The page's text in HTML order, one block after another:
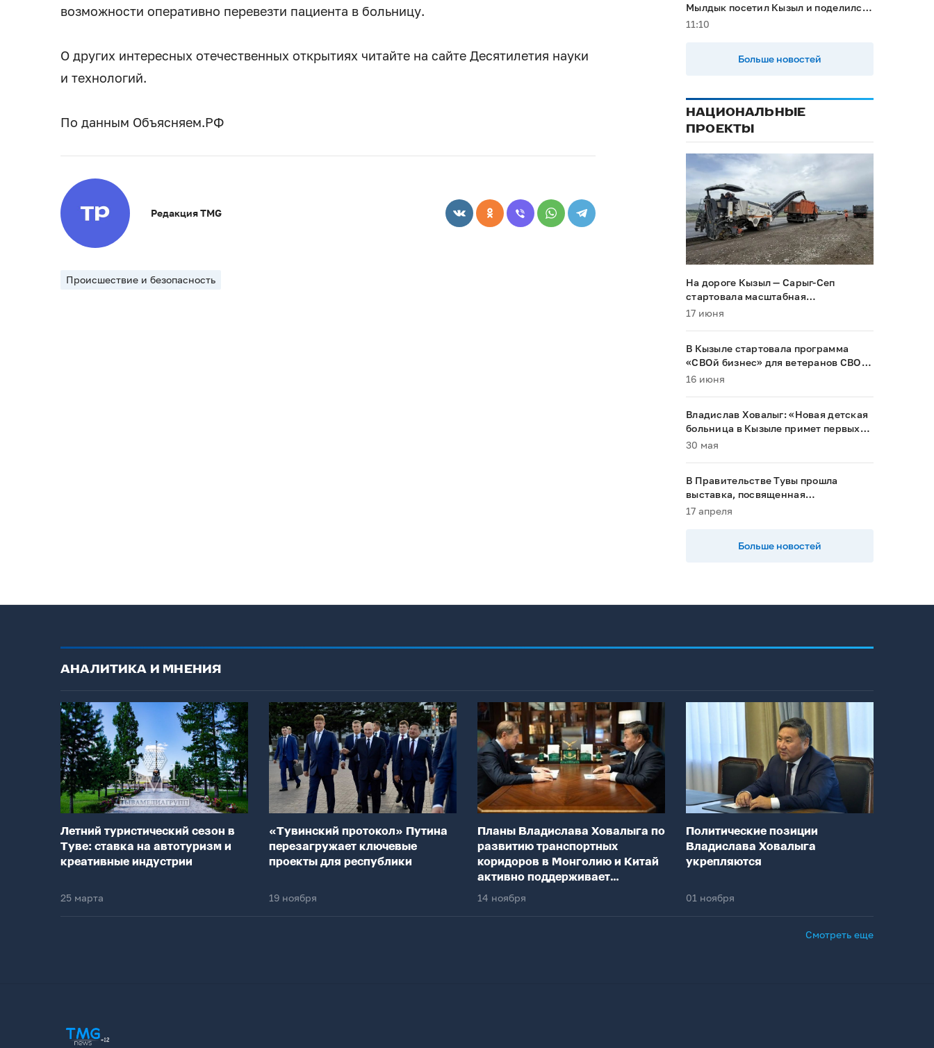
возможности оперативно перевезти пациента в больницу.
О других интересных отечественных открытиях читайте на сайте Десятилетия науки
и технологий.
По данным Объясняем.РФ
Редакция TMG
Происшествие и безопасность
Мылдык посетил Кызыл и поделился
впечатлениями от перемен в родном
11:10
Больше новостей
НАЦИОНАЛЬНЫЕ
ПРОЕКТЫ
На дороге Кызыл — Сарыг-Сеп
стартовала масштабная
реконструкция
17 июня
В Кызыле стартовала программа
«СВОй бизнес» для ветеранов СВО и
их семей
16 июня
Владислав Ховалыг: «Новая детская
больница в Кызыле примет первых
пациентов в 2028 году»
30 мая
В Правительстве Тувы прошла
выставка, посвященная
национальным проектам
17 апреля
Больше новостей
АНАЛИТИКА И МНЕНИЯ
Летний туристический сезон в
Туве: ставка на автотуризм и
креативные индустрии
25 марта
«Тувинский протокол» Путина
перезагружает ключевые
проекты для республики
19 ноября
Планы Владислава Ховалыга по
развитию транспортных
коридоров в Монголию и Китай
активно поддерживает
федеральный центр
14 ноября
Политические позиции
Владислава Ховалыга
укрепляются
01 ноября
Смотреть еще